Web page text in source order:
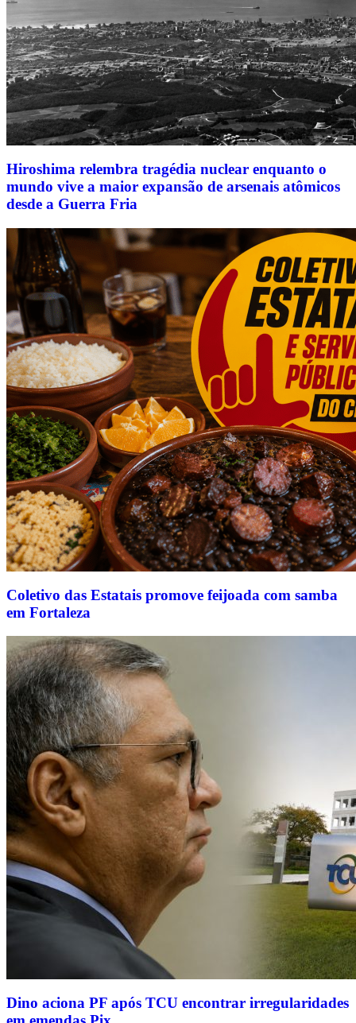
Hiroshima relembra tragédia nuclear enquanto o
mundo vive a maior expansão de arsenais atômicos
desde a Guerra Fria
Coletivo das Estatais promove feijoada com samba
em Fortaleza
Dino aciona PF após TCU encontrar irregularidades